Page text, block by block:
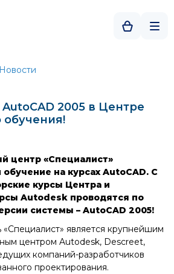
Новости
2005 в Центре
центр «Специалист»
на курсах AutoCAD. С
курсы Центра и
Autodesk проводятся по
системы – AutoCAD 2005!
является крупнейшим
центром Autodesk, Descreet,
компаний-разработчиков
проектирования.